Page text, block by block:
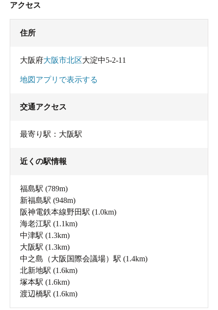
アクセス
住所
大阪府大阪市北区大淀中5-2-11
地図アプリで表示する
交通アクセス
最寄り駅：大阪駅
近くの駅情報
福島駅 (789m)
新福島駅 (948m)
阪神電鉄本線野田駅 (1.0km)
海老江駅 (1.1km)
中津駅 (1.3km)
大阪駅 (1.3km)
中之島（大阪国際会議場）駅 (1.4km)
北新地駅 (1.6km)
塚本駅 (1.6km)
渡辺橋駅 (1.6km)